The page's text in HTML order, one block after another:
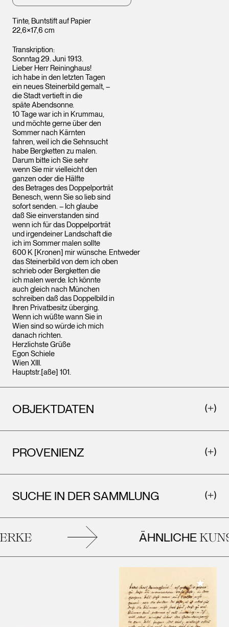
Tinte, Buntstift auf Papier
22,6×17,6 cm
Transkription:
Sonntag 29. Juni 1913.
Lieber Herr Reininghaus!
ich habe in den letzten Tagen
ein neues Steinerbild gemalt, –
die Stadt vertieft in die
späte Abendsonne.
10 Tage war ich in Krummau,
und möchte gerne über den
Sommer nach Kärnten
fahren, weil ich die Sehnsucht
habe Bergketten zu malen.
Darum bitte ich Sie sehr
wenn Sie mir vielleicht den
ganzen oder die Hälfte
des Betrages des Doppelporträt
Benesch, wenn Sie so lieb sind
sofort senden. – Ich glaube
daß Sie einverstanden sind
wenn ich für das Doppelporträt
und irgendeiner Landschaft die
ich im Sommer malen sollte
600 K [Kronen] mir wünsche. Entweder
das Steinerbild von dem ich oben
schrieb oder Bergketten die
ich malen werde. Ich könnte
auch gleich nach München
schreiben daß das Doppelbild in
Ihren Privatbesitz überging.
Wenn ich wüßte wann Sie in
Wien sind so würde ich mich
danach richten.
Herzlichste Grüße
Egon Schiele
Wien XIII.
Hauptstr.[aße] 101.
OBJEKTDATEN
PROVENIENZ
SUCHE IN DER SAMMLUNG
ÄHNLICHE
Meiner